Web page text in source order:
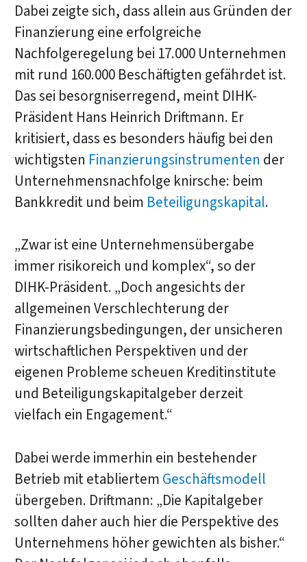
Dabei zeigte sich, dass allein aus Gründen der
Finanzierung eine erfolgreiche
Nachfolgeregelung bei 17.000 Unternehmen
mit rund 160.000 Beschäftigten gefährdet ist.
Das sei besorgniserregend, meint DIHK-
Präsident Hans Heinrich Driftmann. Er
kritisiert, dass es besonders häufig bei den
wichtigsten Finanzierungsinstrumenten der
Unternehmensnachfolge knirsche: beim
Bankkredit und beim Beteiligungskapital.
„Zwar ist eine Unternehmensübergabe
immer risikoreich und komplex“, so der
DIHK-Präsident. „Doch angesichts der
allgemeinen Verschlechterung der
Finanzierungsbedingungen, der unsicheren
wirtschaftlichen Perspektiven und der
eigenen Probleme scheuen Kreditinstitute
und Beteiligungskapitalgeber derzeit
vielfach ein Engagement.“
Dabei werde immerhin ein bestehender
Betrieb mit etabliertem Geschäftsmodell
übergeben. Driftmann: „Die Kapitalgeber
sollten daher auch hier die Perspektive des
Unternehmens höher gewichten als bisher.“